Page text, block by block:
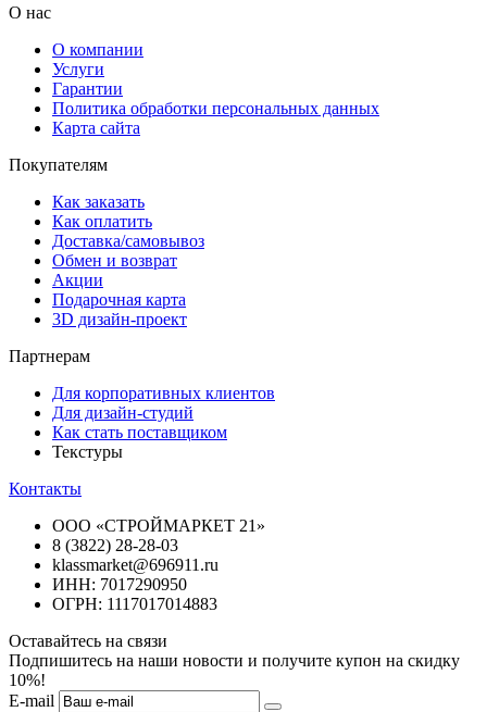
О нас
О компании
Услуги
Гарантии
Политика обработки персональных данных
Карта сайта
Покупателям
Как заказать
Как оплатить
Доставка/самовывоз
Обмен и возврат
Акции
Подарочная карта
3D дизайн-проект
Партнерам
Для корпоративных клиентов
Для дизайн-студий
Как стать поставщиком
Текстуры
Контакты
ООО «СТРОЙМАРКЕТ 21»
8 (3822) 28-28-03
klassmarket@696911.ru
ИНН: 7017290950
ОГРН: 1117017014883
Оставайтесь на связи
Подпишитесь на наши новости и получите купон на скидку
10%!
E-mail